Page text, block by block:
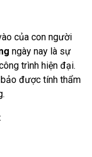
của con người
ngày nay là sự
trình hiện đại.
được tính thẩm